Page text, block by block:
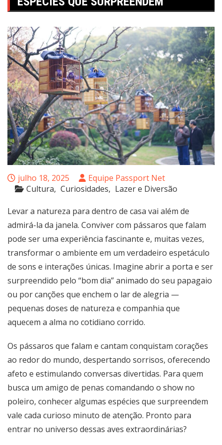
julho 18, 2025
Equipe Passport Net
Cultura
Curiosidades Lazer e Diversão
Levar a natureza para dentro de casa vai além de
admirá-la da janela. Conviver com pássaros que falam
pode ser uma experiência fascinante e, muitas vezes,
transformar o ambiente em um verdadeiro espetáculo
de sons e interações únicas. Imagine abrir a porta e ser
surpreendido pelo “bom dia” animado do seu papagaio
ou por canções que enchem o lar de alegria —
pequenas doses de natureza e companhia que
aquecem a alma no cotidiano corrido.
Os pássaros que falam e cantam conquistam corações
ao redor do mundo, despertando sorrisos, oferecendo
afeto e estimulando conversas divertidas. Para quem
busca um amigo de penas comandando o show no
poleiro, conhecer algumas espécies que surpreendem
vale cada curioso minuto de atenção. Pronto para
entrar no universo dessas aves extraordinárias?